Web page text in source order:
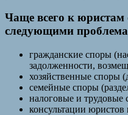
Чаще всего к юристам
следующими
гражданские споры
задолженности,
хозяйственные споры
семейные споры
налоговые и трудовые
консультации